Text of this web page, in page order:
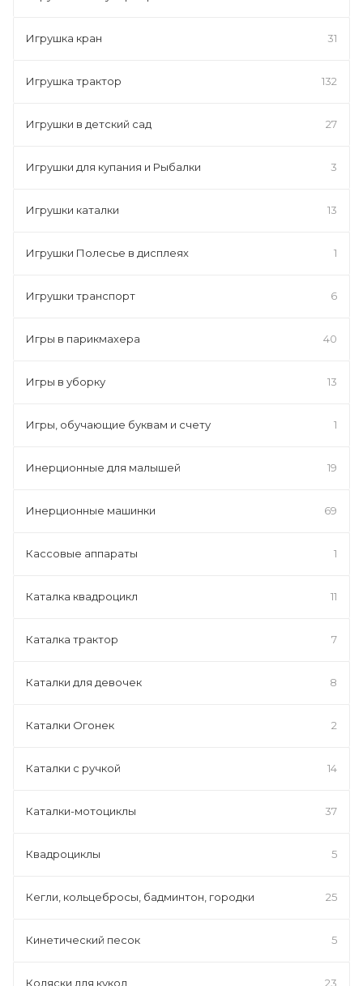
Игрушка кран 31
Игрушка трактор 132
Игрушки в детский сад 27
Игрушки для купания и Рыбалки 3
Игрушки каталки 13
Игрушки Полесье в дисплеях 1
Игрушки транспорт 6
Игры в парикмахера 40
Игры в уборку 13
Игры, обучающие буквам и счету 1
Инерционные для малышей 19
Инерционные машинки 69
Кассовые аппараты 1
Каталка квадроцикл 11
Каталка трактор 7
Каталки для девочек 8
Каталки Огонек 2
Каталки с ручкой 14
Каталки-мотоциклы 37
Квадроциклы 5
Кегли, кольцебросы, бадминтон, городки 25
Кинетический песок 5
Коляски для кукол 23